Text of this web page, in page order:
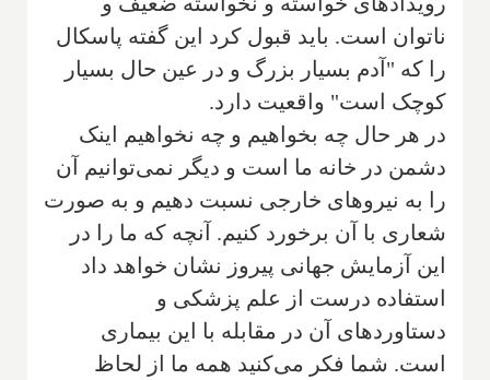
ناتوان است. باید قبول کرد این گفته پاسکال
را که "آدم بسیار بزرگ و در عین حال بسیار
کوچک است" واقعیت دارد.
در هر حال چه بخواهیم و چه نخواهیم اینک
دشمن در خانه ما است و دیگر نمی‌توانیم آن
را به نیروهای خارجی نسبت دهیم و به صورت
شعاری با آن برخورد کنیم. آنچه که ما را در
این آز‌مایش جهانی پیروز نشان خواهد د‌اد
استفاده درست از علم پزشکی و
دستاوردهای آن در مقابله با این بیماری
است. شما فکر می‌کنید همه ما از لحاظ